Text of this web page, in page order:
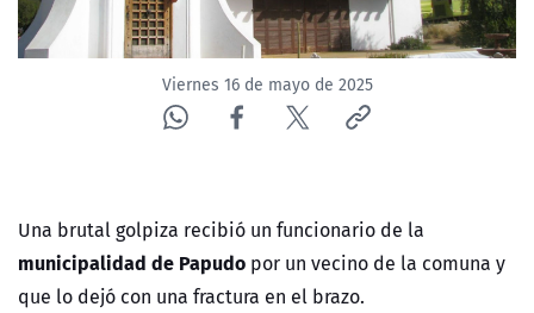
CANAL DE DENUNCIAS
ÁREA DE PROYECTOSViernes 16 de mayo de 2025
Una brutal golpiza recibió un funcionario de la
municipalidad de Papudo por un vecino de la comuna y
que lo dejó con una fractura en el brazo.